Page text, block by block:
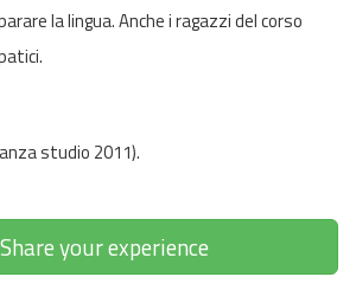
la lingua. Anche i ragazzi del corso
studio 2011).
your experience